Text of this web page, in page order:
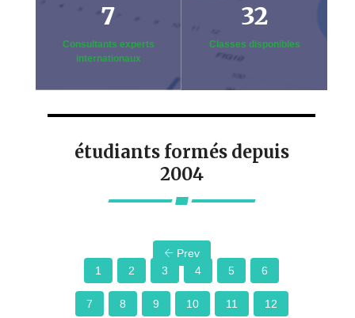
7
Consultants experts
internationaux
32
Classes disponibles
étudiants formés depuis
2004
Prev
1
2 3 4 5 6
7 8 9 10 11 12